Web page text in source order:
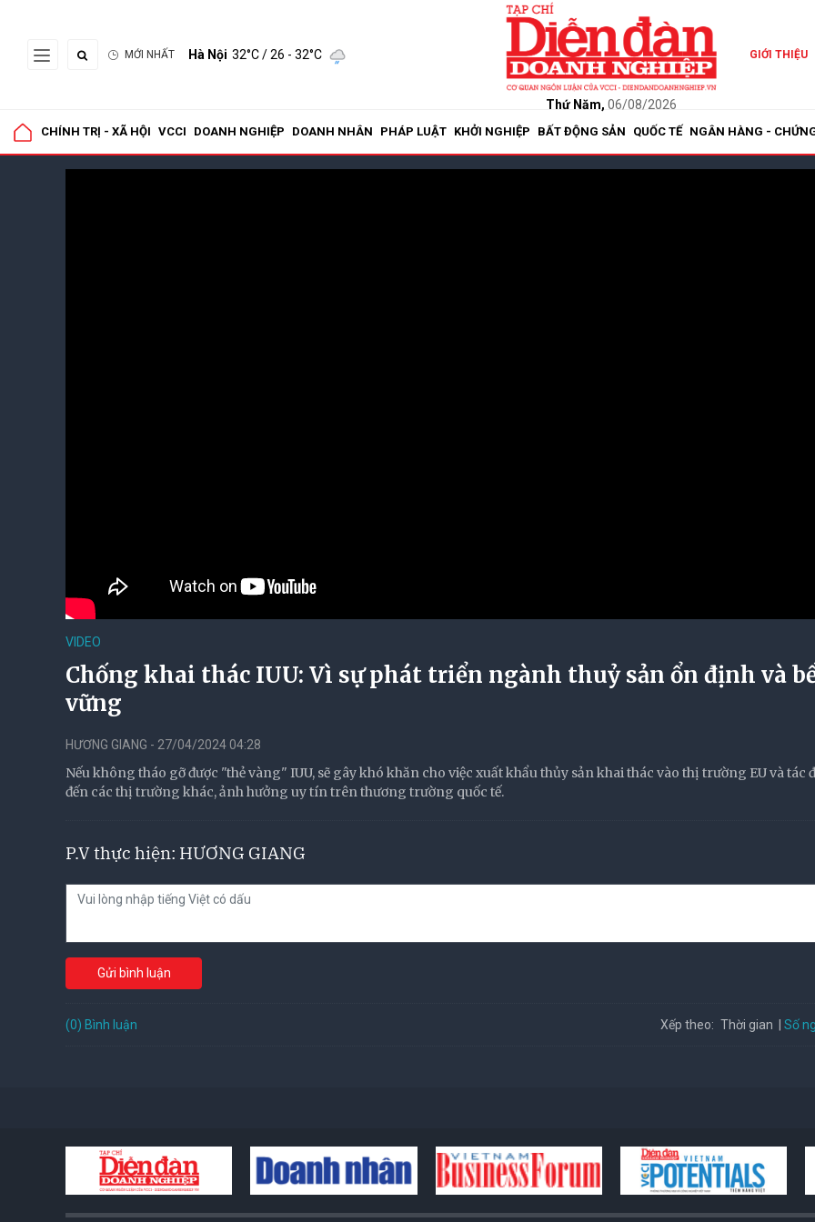
MỚI NHẤT Hà Nội 32°C/ 26 - 32°C
Thứ Năm, 06/08/2026
GIỚI THIỆU
CHÍNH TRỊ - XÃ HỘI VCCI DOANH NGHIỆP DOANH NHÂN PHÁP LUẬT KHỞI NGHIỆP BẤT ĐỘNG SẢN QUỐC TẾ NGÂN HÀNG -
VIDEO
Chống khai thác IUU: Vì sự phát triển ngành thuỷ sản ổn định và
vững
HƯƠNG GIANG - 27/04/2024 04:28
Nếu không tháo gỡ được "thẻ vàng" IUU, sẽ gây khó khăn cho việc xuất khẩu thủy sản khai thác vào thị trường EU và tác
đến các thị trường khác, ảnh hưởng uy tín trên thương trường quốc tế.
P.V thực hiện: HƯƠNG GIANG
Gửi bình luận
(0) Bình luận Xếp theo: Thời gian Số